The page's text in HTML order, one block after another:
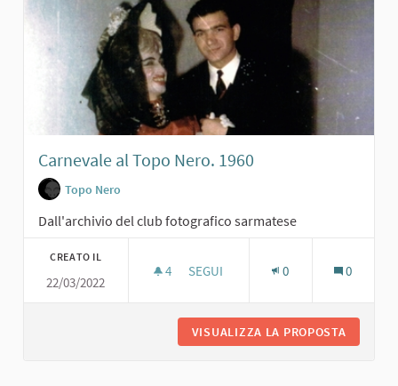
Carnevale al Topo Nero. 1960
Topo Nero
Dall'archivio del club fotografico sarmatese
CREATO IL
22/03/2022
4 4 SOSTENITORI
SEGUI 0 0
VISUALIZZA LA PROPOSTA